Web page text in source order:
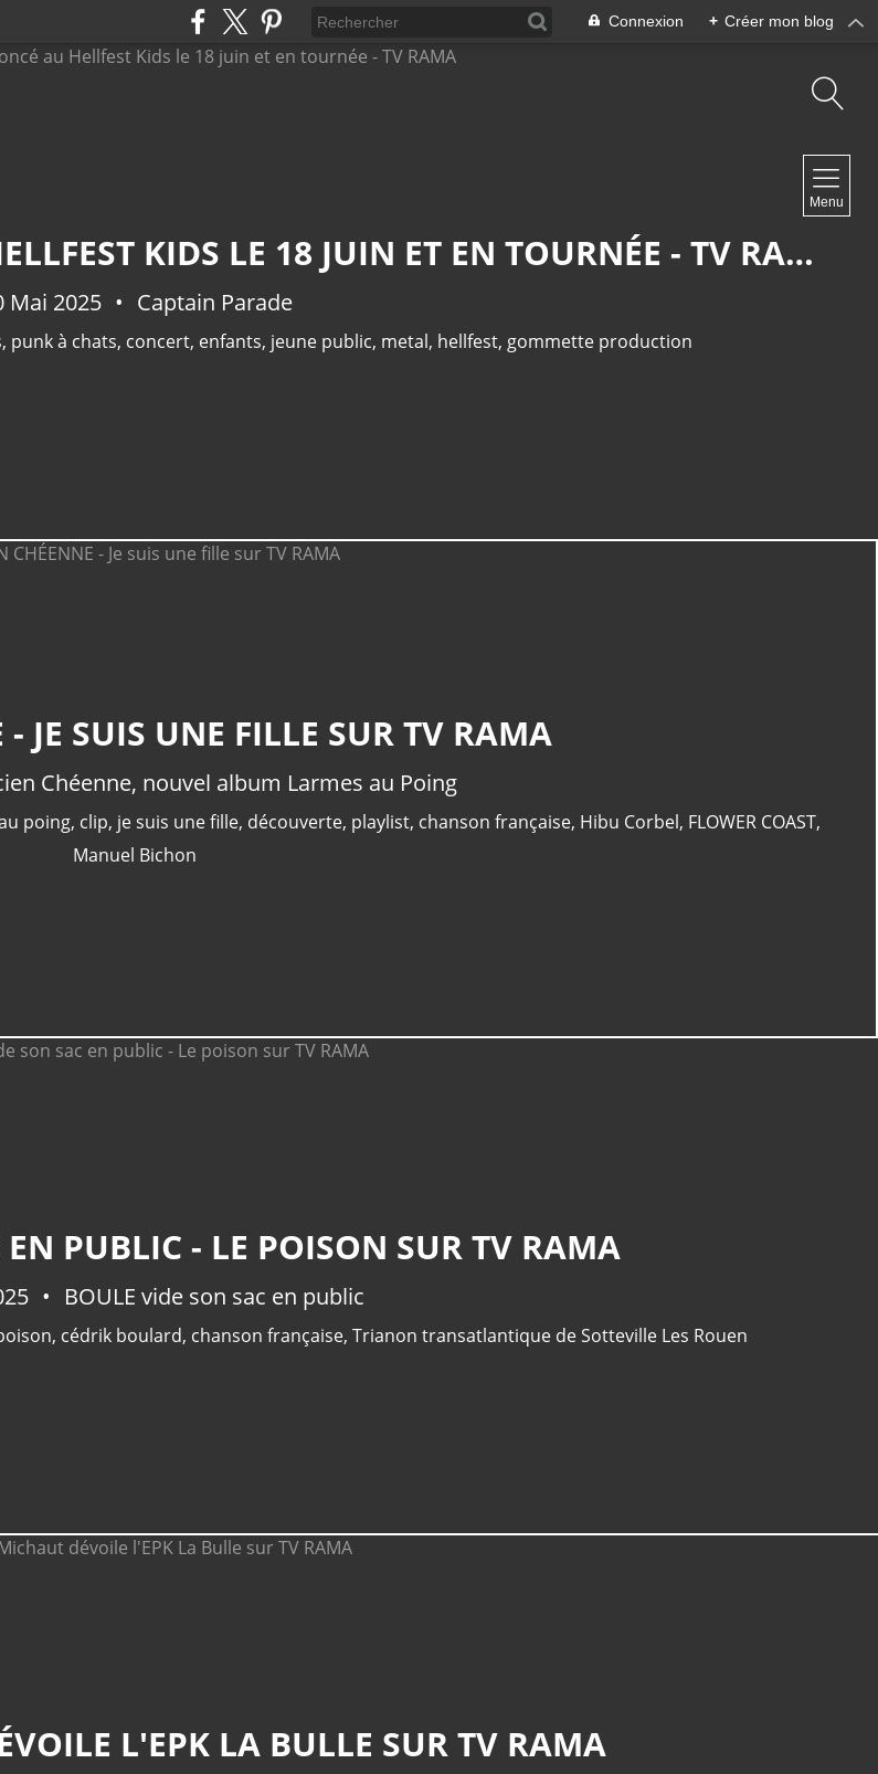
Connexion + Créer mon blog
Menu
CAPTAIN PARADE ANNONCÉ AU HELLFEST KIDS LE 18 JUIN ET EN TOURNÉE - TV RAMA
Mai 2025 Captain Parade
, punk à chats, concert, enfants, jeune public, metal, hellfest, gommette production
JE SUIS UNE FILLE SUR TV RAMA
Chéenne, nouvel album Larmes au Poing
poing, clip, je suis une fille, découverte, playlist, chanson française, Hibu Corbel, FLOWER COAST,
Manuel Bichon
PUBLIC - LE POISON SUR TV RAMA
BOULE vide son sac en public
, cédrik boulard, chanson française, Trianon transatlantique de Sotteville Les Rouen
L'EPK LA BULLE SUR TV RAMA
Contact
Album(117)